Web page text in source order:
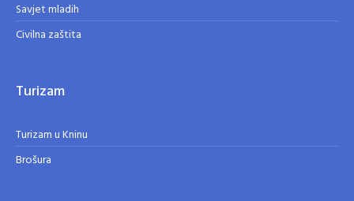
Savjet mladih
Civilna zaštita
Turizam
Turizam u Kninu
Brošura